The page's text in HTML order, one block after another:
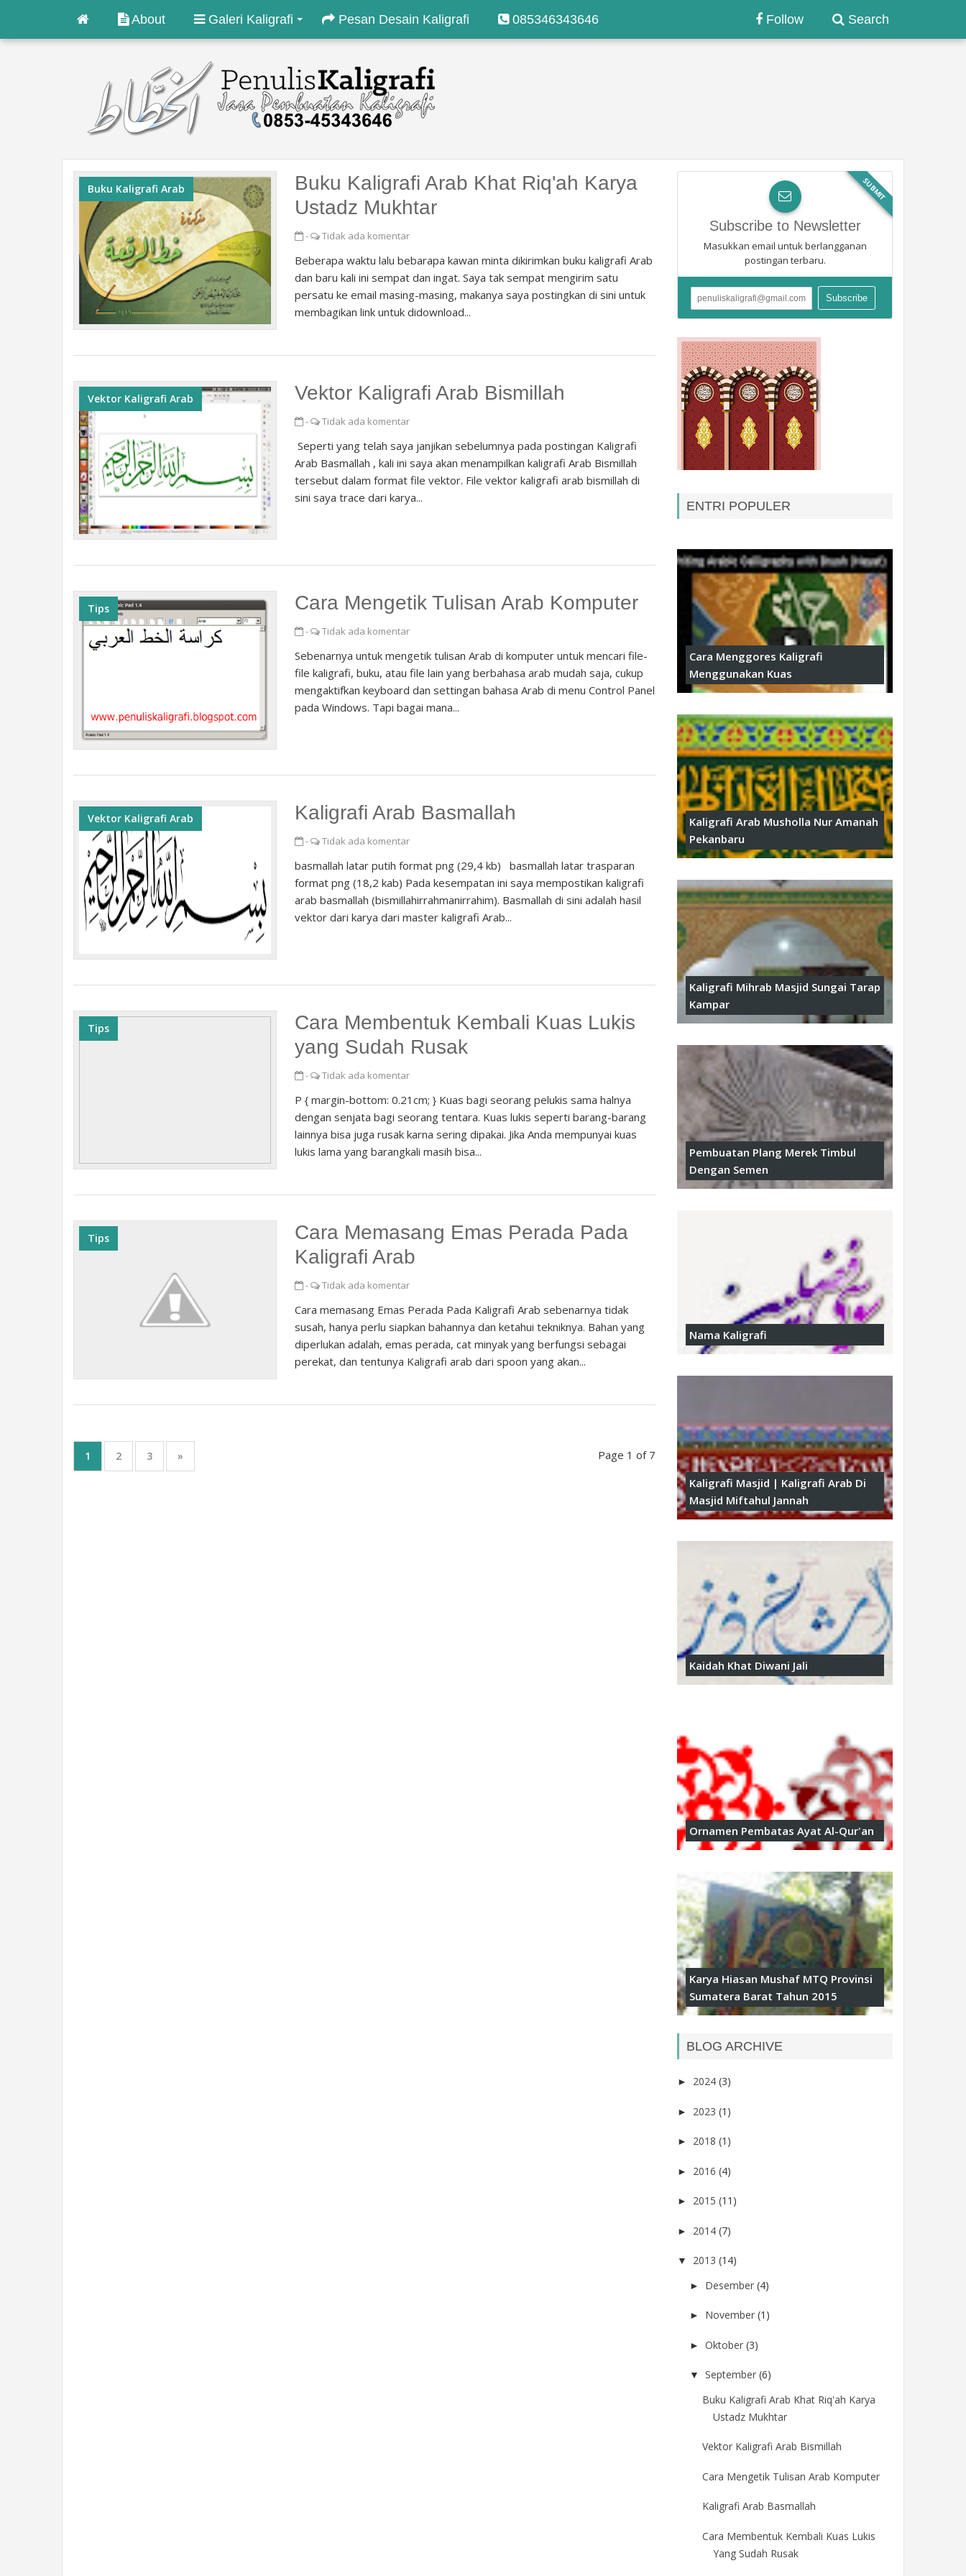
Follow Search
About Galeri Kaligrafi Pesan Desain Kaligrafi 085346343646
Buku Kaligrafi Arab Khat Riq'ah Karya
Ustadz Mukhtar
Buku Kaligrafi Arab
- Tidak ada komentar
Beberapa waktu lalu bebarapa kawan minta dikirimkan buku kaligrafi Arab
dan baru kali ini sempat dan ingat. Saya tak sempat mengirim satu
persatu ke email masing-masing, makanya saya postingkan di sini untuk
membagikan link untuk didownload...
Vektor Kaligrafi Arab Bismillah
Vektor Kaligrafi Arab
- Tidak ada komentar
Seperti yang telah saya janjikan sebelumnya pada postingan Kaligrafi
Arab Basmallah , kali ini saya akan menampilkan kaligrafi Arab Bismillah
tersebut dalam format file vektor. File vektor kaligrafi arab bismillah di
sini saya trace dari karya...
Cara Mengetik Tulisan Arab Komputer
Tips
- Tidak ada komentar
Sebenarnya untuk mengetik tulisan Arab di komputer untuk mencari file-
file kaligrafi, buku, atau file lain yang berbahasa arab mudah saja, cukup
mengaktifkan keyboard dan settingan bahasa Arab di menu Control Panel
pada Windows. Tapi bagai mana...
Kaligrafi Arab Basmallah
Vektor Kaligrafi Arab
- Tidak ada komentar
basmallah latar putih format png (29,4 kb) basmallah latar trasparan
format png (18,2 kab) Pada kesempatan ini saya mempostikan kaligrafi
arab basmallah (bismillahirrahmanirrahim). Basmallah di sini adalah hasil
vektor dari karya dari master kaligrafi Arab...
Cara Membentuk Kembali Kuas Lukis
yang Sudah Rusak
Tips
- Tidak ada komentar
P { margin-bottom: 0.21cm; } Kuas bagi seorang pelukis sama halnya
dengan senjata bagi seorang tentara. Kuas lukis seperti barang-barang
lainnya bisa juga rusak karna sering dipakai. Jika Anda mempunyai kuas
lukis lama yang barangkali masih bisa...
Cara Memasang Emas Perada Pada
Kaligrafi Arab
Tips
- Tidak ada komentar
Cara memasang Emas Perada Pada Kaligrafi Arab sebenarnya tidak
susah, hanya perlu siapkan bahannya dan ketahui tekniknya. Bahan yang
diperlukan adalah, emas perada, cat minyak yang berfungsi sebagai
perekat, dan tentunya Kaligrafi arab dari spoon yang akan...
Page 1 of 7
1 2 3 »
SUBMIT
Subscribe to Newsletter
Masukkan email untuk berlangganan
postingan terbaru.
ENTRI POPULER
Kontak Baru
Cara Menggores Kaligrafi
Menggunakan Kuas
Kaligrafi Arab Musholla Nur Amanah
Pekanbaru
Kaligrafi Mihrab Masjid Sungai Tarap
Kampar
Pembuatan Plang Merek Timbul
Dengan Semen
Nama Kaligrafi
Kaligrafi Masjid | Kaligrafi Arab Di
Masjid Miftahul Jannah
Kaidah Khat Diwani Jali
Ornamen Pembatas Ayat Al-Qur'an
Karya Hiasan Mushaf MTQ Provinsi
Sumatera Barat Tahun 2015
BLOG ARCHIVE
► 2024 (3)
► 2023 (1)
► 2018 (1)
► 2016 (4)
► 2015 (11)
► 2014 (7)
▼ 2013 (14)
► Desember (4)
► November (1)
► Oktober (3)
▼ September (6)
Buku Kaligrafi Arab Khat Riq'ah Karya
Ustadz Mukhtar
Vektor Kaligrafi Arab Bismillah
Cara Mengetik Tulisan Arab Komputer
Kaligrafi Arab Basmallah
Cara Membentuk Kembali Kuas Lukis
Yang Sudah Rusak